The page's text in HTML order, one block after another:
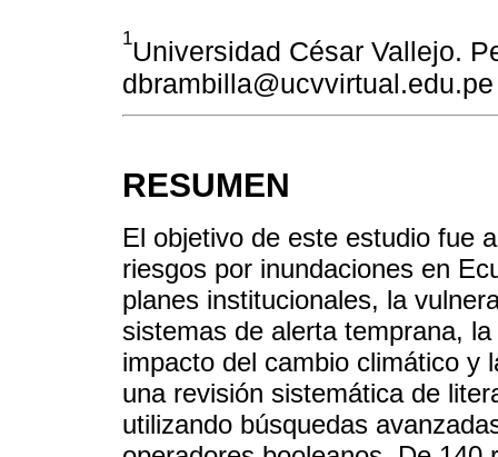
1Universidad César Vallejo.
dbrambilla@ucvvirtual.edu.pe
RESUMEN
El objetivo de este estudio fue
riesgos por inundaciones en
planes institucionales, la
sistemas de alerta temprana,
impacto del cambio climático y
una revisión sistemática de
utilizando búsquedas